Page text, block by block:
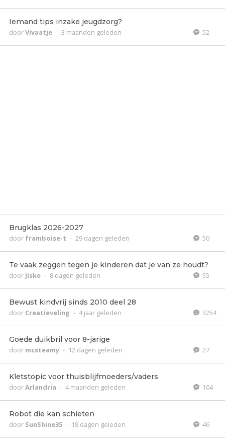
Iemand tips inzake jeugdzorg?
doorVivaatje - 3 maanden geleden 52
Brugklas 2026-2027
door framboise-t - 29 dagen geleden 50
Te vaak zeggen tegen je kinderen dat je van ze houdt?
door Jiske - 8 dagen geleden 55
Bewust kindvrij sinds 2010 deel 28
door Creatieveling - 4 jaar geleden 3254
Goede duikbril voor 8-jarige
door mcsteamy - 12 dagen geleden 27
Kletstopic voor thuisblijfmoeders/vaders
doorArlandria - 4 maanden geleden 104
Robot die kan schieten
door SunShine35 - 18 dagen geleden 46